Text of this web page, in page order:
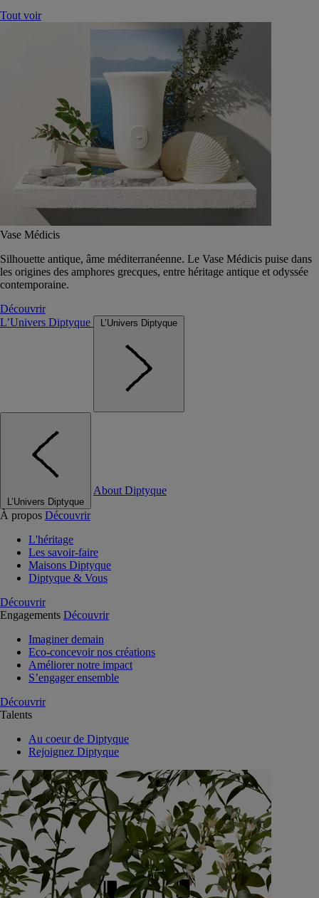
Tout voir
Vase Médicis
Silhouette antique, âme méditerranéenne. Le Vase Médicis puise dans
les origines des amphores grecques, entre héritage antique et odyssée
contemporaine.
Découvrir
L’Univers Diptyque
L’Univers Diptyque
L’Univers Diptyque
About Diptyque
À propos Découvrir
L'héritage
Les savoir-faire
Maisons Diptyque
Diptyque & Vous
Découvrir
Engagements Découvrir
Imaginer demain
Eco-concevoir nos créations
Améliorer notre impact
S’engager ensemble
Découvrir
Talents
Au coeur de Diptyque
Rejoignez Diptyque